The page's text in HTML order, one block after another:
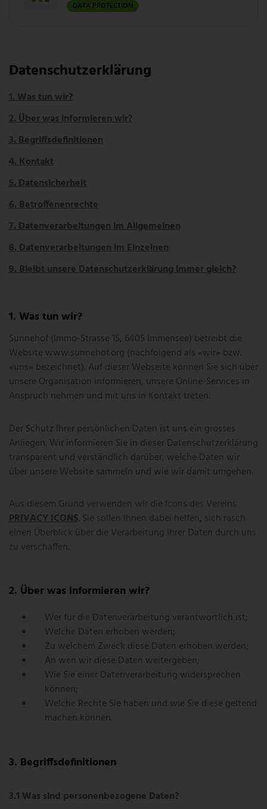
DATA PROTECTION
Datenschutzerklärung
1. Was tun wir?
2. Über was informieren wir?
3. Begriffsdefinitionen
4. Kontakt
5. Datensicherheit
6. Betroffenenrechte
7. Datenverarbeitungen im Allgemeinen
8. Datenverarbeitungen im Einzelnen
9. Bleibt unsere Datenschutzerklärung immer gleich?
Was tun wir?
Sunnehof( Immo-Strasse 15, 6405 Immensee) betreibt die
Website www.sunnehof.org (nachfolgend als «wir» bzw.
«uns» bezeichnet). Auf dieser Webseite können Sie sich über
unsere Organisation informieren, unsere Online-Services in
Anspruch nehmen und mit uns in Kontakt treten.
Der Schutz Ihrer persönlichen Daten ist uns ein grosses
Anliegen. Wir informieren Sie in dieser Datenschutzerklärung
transparent und verständlich darüber, welche Daten wir
über unsere Website sammeln und wie wir damit umgehen.
Aus diesem Grund verwenden wir die Icons des Vereins
PRIVACY ICONS. Sie sollen Ihnen dabei helfen, sich rasch
einen Überblick über die Verarbeitung Ihrer Daten durch uns
zu verschaffen.
Über was informieren wir?
Wer für die Datenverarbeitung verantwortlich ist;
Welche Daten erhoben werden;
Zu welchem Zweck diese Daten erhoben werden;
An wen wir diese Daten weitergeben;
Wie Sie einer Datenverarbeitung widersprechen
können;
Welche Rechte Sie haben und wie Sie diese geltend
machen können.
Begriffsdefinitionen
Was sind personenbezogene Daten?